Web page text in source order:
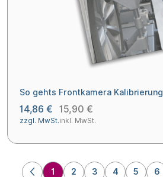
So gehts Frontkamera Kalibrierung
14,86 €
zzgl. MwSt.
15,90 €
inkl. MwSt.
1 2 3 4 5 6